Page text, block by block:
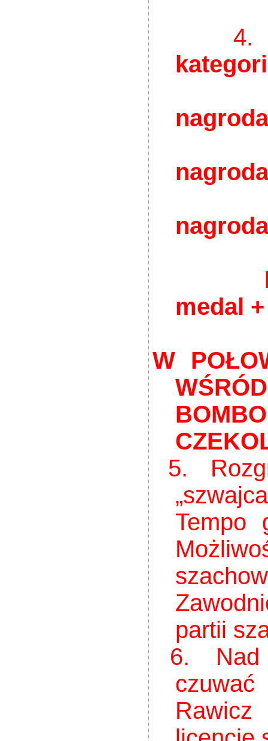
nagroda
nagroda
nagroda
medal
W
5.
partii
6. Nad